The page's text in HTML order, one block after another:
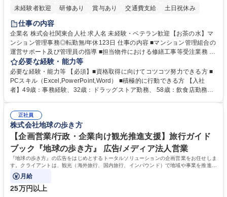
未経験者歓迎
研修あり 賞与あり 交通費支給 土日祝休み
仕事の内容
企業名 株式会社関東合人社 求人名 未経験・ベテラン歓迎【お茶の水】マ
ンション管理事務◎転勤無/年休123日 仕事の内容 ■マンション管理組合の
運営サポート及び管理員の指導 ■担当物件における修繕工事等受注業務 ■
事務所内での事務業務等 ★異業界からの転職者が多数活躍しています
【年収補足】532万円 ＋別途インセンティヴで平均約100万円/年（昨年度
実績） ＋管理業務主任者資格手当50,000円/月 ★親会社である株式会社合
人社計画研究所社のグループ会社として、質の高いサービスと適性価格を
無/年休123日
必要な経験・能力等
必要な経験・能力等 【必須】■資格取得に向けてコツコツ努力できる方 ■
PCスキル（Excel,PowerPoint,Word） ■積極的に行動できる方 【入社
者】49歳：事務経験、32歳：ドラッグストア勤務、 58歳：飲食店勤務
得出来ております！ 【魅力】■フレックス制度、未経験からでも下限年収
を一律支給！ ■管理業務主任者資格取得後には50,000円/月の手当あり！
学歴・資格 学歴：大学院 大学 高専 短大 専修学校 高校 語学力： 資格：第
一種運転免許普通自動車
正社員
株式会社地球の歩き方
【企画営業/行政・企業向け観光推進支援】旅行ガイド
ブック『地球の歩き方』 広告/メディア法人営業
『地球の歩き方』の広告をはじめとするトータルソリューションの企画営業をお任せしま
す。クライアントは、観光（海外旅行、国内旅行、インバウンド）で地域や事業を推進し
たい国内外の行政や企業です。
月給
25万円以上